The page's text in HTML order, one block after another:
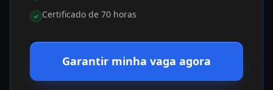
✓ Certificado de 70 horas
Garantir minha vaga agora